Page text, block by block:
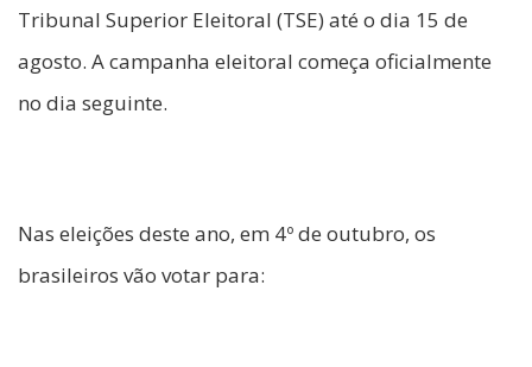
Tribunal Superior Eleitoral (TSE) até o dia 15 de
agosto. A campanha eleitoral começa oficialmente
no dia seguinte.
Nas eleições deste ano, em 4º de outubro, os
brasileiros vão votar para: